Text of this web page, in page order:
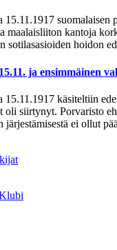
15.11.1917
maalaisliiton kantoja
sotilasasioiden hoidon
ja ensimmäinen
15.11.1917 käsiteltiin
oli siirtynyt. Porvaristo
ei ollut